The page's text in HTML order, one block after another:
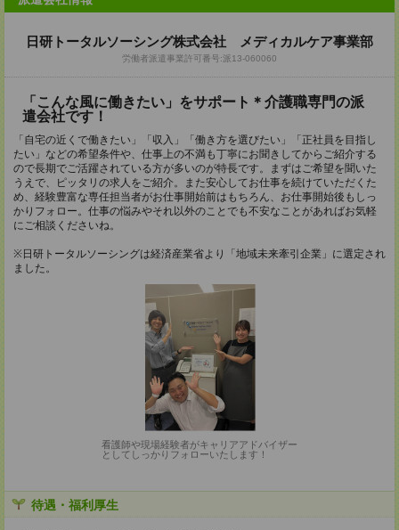
日研トータルソーシング株式会社 メディカルケア事業部
労働者派遣事業許可番号:派13-060060
「こんな風に働きたい」をサポート＊介護職専門の派
遣会社です！
「自宅の近くで働きたい」「収入」「働き方を選びたい」「正社員を目指し
たい」などの希望条件や、仕事上の不満も丁寧にお聞きしてからご紹介する
ので長期でご活躍されている方が多いのが特長です。まずはご希望を聞いた
うえで、ピッタリの求人をご紹介。また安心してお仕事を続けていただくた
め、経験豊富な専任担当者がお仕事開始前はもちろん、お仕事開始後もしっ
かりフォロー。仕事の悩みやそれ以外のことでも不安なことがあればお気軽
にご相談くださいね。
※日研トータルソーシングは経済産業省より「地域未来牽引企業」に選定され
ました。
看護師や現場経験者がキャリアアドバイザー
としてしっかりフォローいたします！
待遇・福利厚生